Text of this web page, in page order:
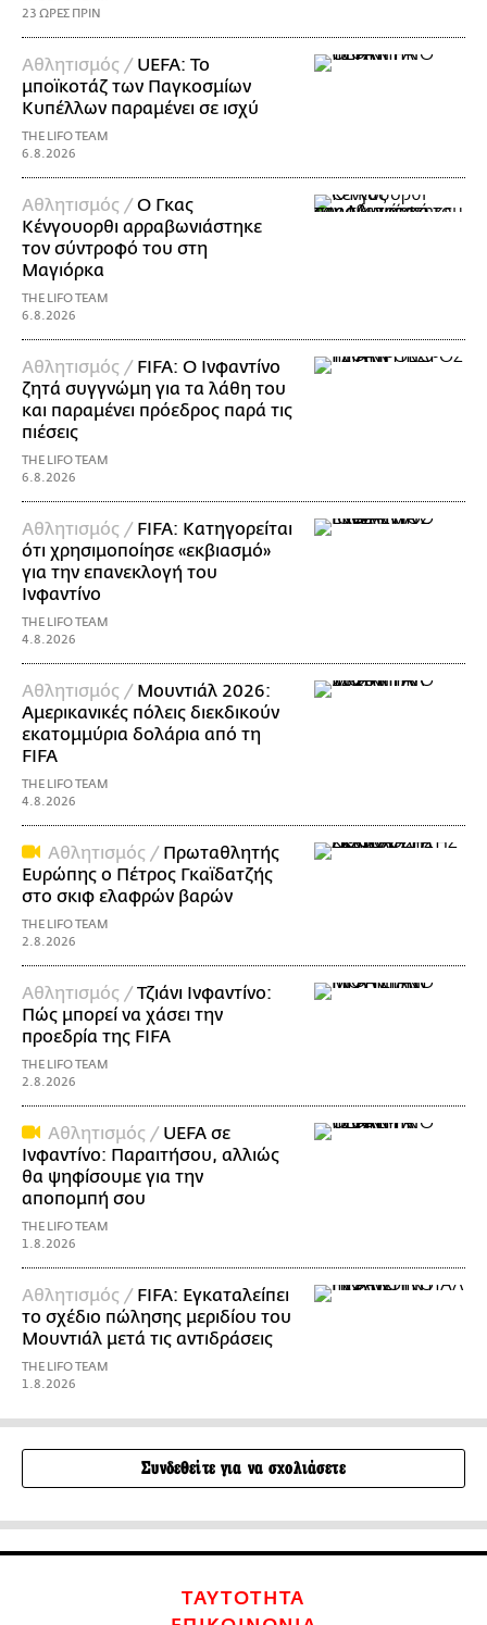
23 ΩΡΕΣ ΠΡΙΝ
Αθλητισμός / UEFA: Το
μποϊκοτάζ των Παγκοσμίων
Κυπέλλων παραμένει σε ισχύ
THE LIFO TEAM
6.8.2026
Αθλητισμός /Ο Γκας
Κένγουορθι αρραβωνιάστηκε
τον σύντροφό του στη
Μαγιόρκα
THE LIFO TEAM
6.8.2026
Αθλητισμός / FIFA: Ο Ινφαντίνο
ζητά συγγνώμη για τα λάθη του
και παραμένει πρόεδρος παρά τις
πιέσεις
THE LIFO TEAM
6.8.2026
Αθλητισμός / FIFA: Κατηγορείται
ότι χρησιμοποίησε «εκβιασμό»
για την επανεκλογή του
Ινφαντίνο
THE LIFO TEAM
4.8.2026
Αθλητισμός / Μουντιάλ 2026:
Αμερικανικές πόλεις διεκδικούν
εκατομμύρια δολάρια από τη
FIFA
THE LIFO TEAM
4.8.2026
Αθλητισμός / Πρωταθλητής
Ευρώπης ο Πέτρος Γκαϊδατζής
στο σκιφ ελαφρών βαρών
THE LIFO TEAM
2.8.2026
Αθλητισμός /Τζιάνι Ινφαντίνο:
Πώς μπορεί να χάσει την
προεδρία της FIFA
THE LIFO TEAM
2.8.2026
Αθλητισμός / UEFA σε
Ινφαντίνο: Παραιτήσου, αλλιώς
θα ψηφίσουμε για την
αποπομπή σου
THE LIFO TEAM
1.8.2026
Αθλητισμός / FIFA: Εγκαταλείπει
το σχέδιο πώλησης μεριδίου του
Μουντιάλ μετά τις αντιδράσεις
THE LIFO TEAM
1.8.2026
Συνδεθείτε για να σχολιάσετε
ΤΑΥΤΟΤΗΤΑ